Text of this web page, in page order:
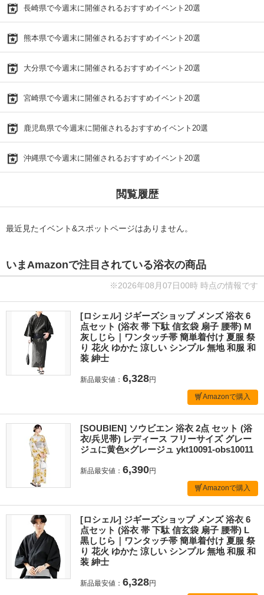
長崎県で今週末に開催されるおすすめイベント20選
熊本県で今週末に開催されるおすすめイベント20選
大分県で今週末に開催されるおすすめイベント20選
宮崎県で今週末に開催されるおすすめイベント20選
鹿児島県で今週末に開催されるおすすめイベント20選
沖縄県で今週末に開催されるおすすめイベント20選
閲覧履歴
最近見たイベント&スポットページはありません。
いまAmazonで注目されている浴衣の商品
※2026年08月07日00時 時点の情報です
[ロシェル] ジギーズショップ メンズ 浴衣 6
点セット (浴衣 帯 下駄 信玄袋 扇子 腰帯) M
灰しじら｜ワンタッチ帯 簡単着付け 夏服 祭
り 花火 ゆかた 涼しい シンプル 無地 和服 和
装 紳士
新品最安値： 6,328円
Amazonで購入
[SOUBIEN] ソウビエン 浴衣 2点 セット (浴
衣/兵児帯) レディース フリーサイズ グレー
ジュに黄色×グレージュ ykt10091-obs10011
新品最安値： 6,390円
Amazonで購入
[ロシェル] ジギーズショップ メンズ 浴衣 6
点セット (浴衣 帯 下駄 信玄袋 扇子 腰帯) L
黒しじら｜ワンタッチ帯 簡単着付け 夏服 祭
り 花火 ゆかた 涼しい シンプル 無地 和服 和
装 紳士
新品最安値： 6,328円